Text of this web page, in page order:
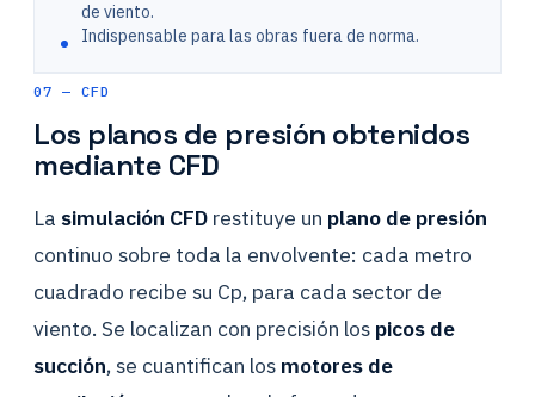
de viento.
Indispensable para las obras fuera de norma.
07 — CFD
Los planos de presión obtenidos
mediante CFD
La simulación CFD restituye un plano de presión
continuo sobre toda la envolvente: cada metro
cuadrado recibe su Cp, para cada sector de
viento. Se localizan con precisión los picos de
succión, se cuantifican los motores de